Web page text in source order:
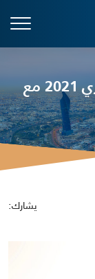
الهيئة تنظم المنتدى الإستثماري 2021 مع
يشارك: